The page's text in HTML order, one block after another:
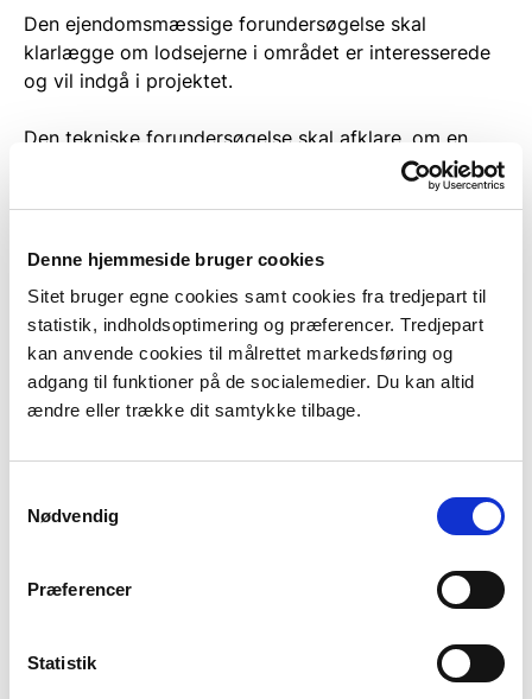
Denne hjemmeside bruger cookies
Sitet bruger egne cookies samt cookies fra tredjepart til
statistik, indholdsoptimering og præferencer. Tredjepart
kan anvende cookies til målrettet markedsføring og
adgang til funktioner på de socialemedier. Du kan altid
ændre eller trække dit samtykke tilbage.
Nødvendig
Præferencer
Statistik
Den ejendomsmæssige forundersøgelse skal
klarlægge om lodsejerne i området er interesserede
og vil indgå i projektet.
Den tekniske forundersøgelse skal afklare, om en
gennemførelse af projektet vil give de tilsigtede
effekter, og indeholder en vurdering af projektets
nødvendige myndighedstilladelser.
Forundersøgelsen skal resulterer i to rapporter: en
rapport, der vedrører de ejendomsmæssige forhold,
og en, der indeholder de tekniske forhold.
Rapporterne indgår herefter i ansøgningen om tilskud
til etablering af projektet.
vedrørende krav til forundersøgelsesprojekter og
etableringsprojekter under menuen "Vejledning"
Administration af tilskudsordningen